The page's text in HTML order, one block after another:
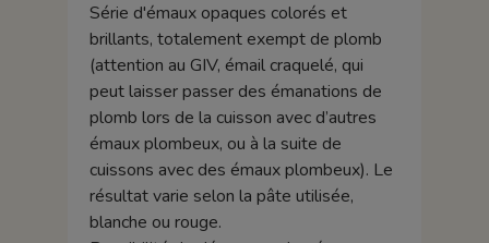
Série d'émaux opaques colorés et
brillants, totalement exempt de plomb
(attention au GIV, émail craquelé, qui
peut laisser passer des émanations de
plomb lors de la cuisson avec d’autres
émaux plombeux, ou à la suite de
cuissons avec des émaux plombeux). Le
résultat varie selon la pâte utilisée,
blanche ou rouge.